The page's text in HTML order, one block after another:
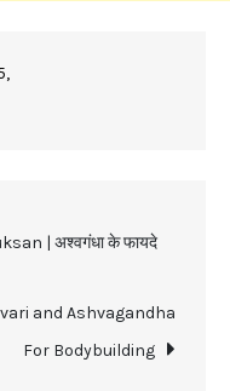
| अश्वगंधा के फायदे
and Ashvagandha
For Bodybuilding